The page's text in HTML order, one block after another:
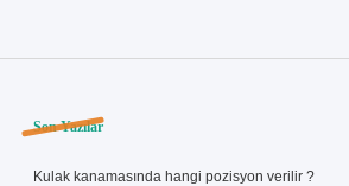
Sidebar
Son Yazılar
Kulak kanamasında hangi pozisyon verilir ?